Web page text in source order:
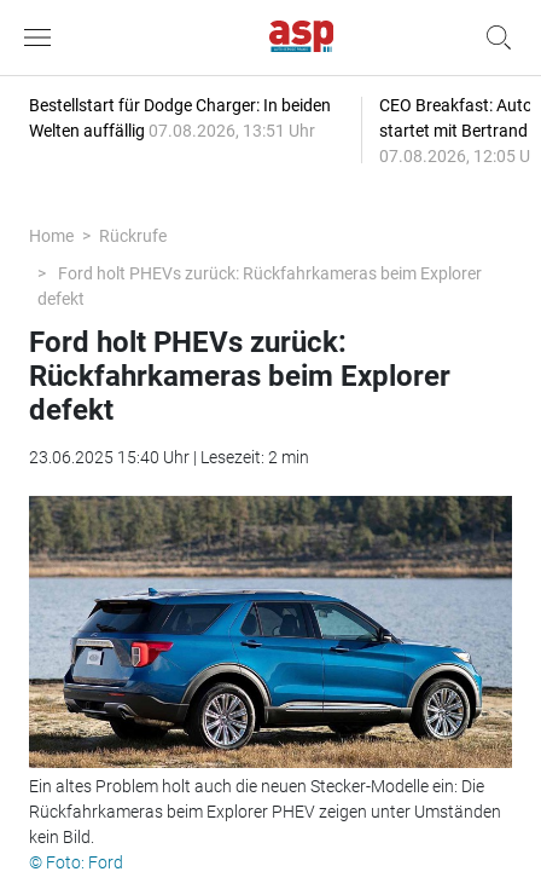
Bestellstart für Dodge Charger: In beiden
Welten auffällig 07.08.2026, 13:51 Uhr
CEO Breakfast:
startet mit Bertrand
07.08.2026, 12:05
Home
Rückrufe
Ford holt PHEVs zurück: Rückfahrkameras beim Explorer
defekt
Ford holt PHEVs zurück:
Rückfahrkameras beim Explorer
defekt
23.06.2025 15:40 Uhr | Lesezeit: 2 min
Ein altes Problem holt auch die neuen Stecker-Modelle ein: Die
Rückfahrkameras beim Explorer PHEV zeigen unter Umständen
kein Bild.
© Foto: Ford